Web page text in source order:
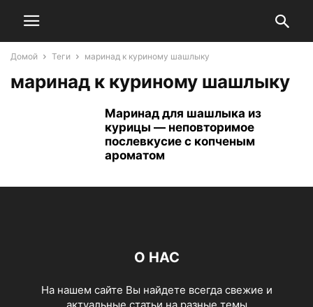
Домой Теги маринад к куриному шашлыку
маринад к куриному шашлыку
Маринад для шашлыка из
курицы — неповторимое
послевкусие с копченым
ароматом
О НАС
На нашем сайте Вы найдете всегда свежие и